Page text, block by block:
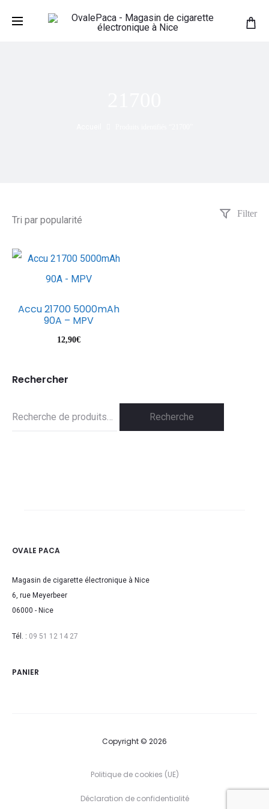
Filter
Accu 21700 5000mAh
90A – MPV
12,90€
Rechercher
Recherche
Recherche
OVALE PACA
Magasin de cigarette électronique à Nice
6, rue Meyerbeer
06000 - Nice
Tél. : 09 51 12 14 27
PANIER
Copyright © 2026
Politique de cookies (UE)
Déclaration de confidentialité